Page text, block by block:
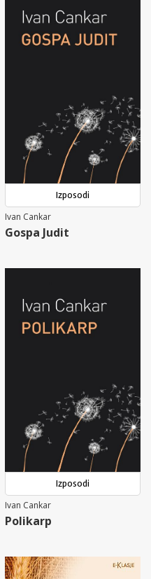
Izposodi
Ivan Cankar
Gospa Judit
Izposodi
Ivan Cankar
Polikarp